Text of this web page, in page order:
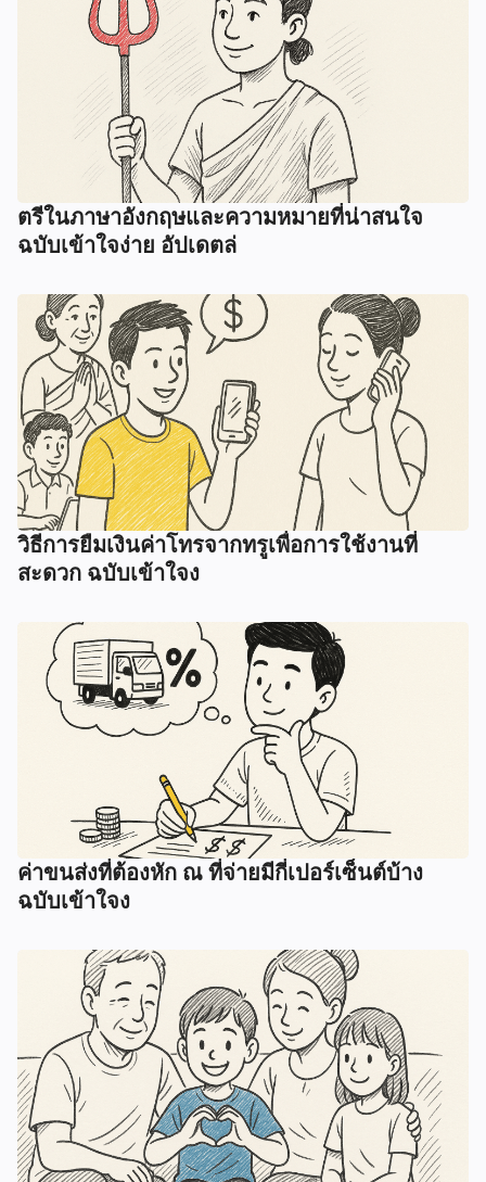
ตรีในภาษาอังกฤษและความหมายที่น่าสนใจ
ฉบับเข้าใจง่าย อัปเดตล่
วิธีการยืมเงินค่าโทรจากทรูเพื่อการใช้งานที่
สะดวก ฉบับเข้าใจง
ค่าขนส่งที่ต้องหัก ณ ที่จ่ายมีกี่เปอร์เซ็นต์บ้าง
ฉบับเข้าใจง